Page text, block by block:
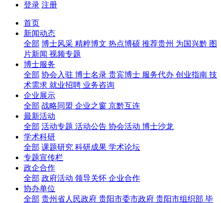
登录 注册
首页
新闻动态
全部 博士风采 精粹博文 热点博硕 推荐贵州 为国兴黔 图
片新闻 视频专题
博士服务
全部 协会入驻 博士名录 贵宾博士 服务代办 创业指南 技
术需求 就业招聘 业务咨询
企业展示
全部 战略同盟 企业之窗 京黔互连
最新活动
全部 活动专题 活动公告 协会活动 博士沙龙
学术科研
全部 课题研究 科研成果 学术论坛
专题宣传栏
政企合作
全部 政府活动 领导关怀 企业合作
协办单位
全部 贵州省人民政府 贵阳市委市政府 贵阳市组织部 毕